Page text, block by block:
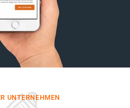
UNTERNEHMEN